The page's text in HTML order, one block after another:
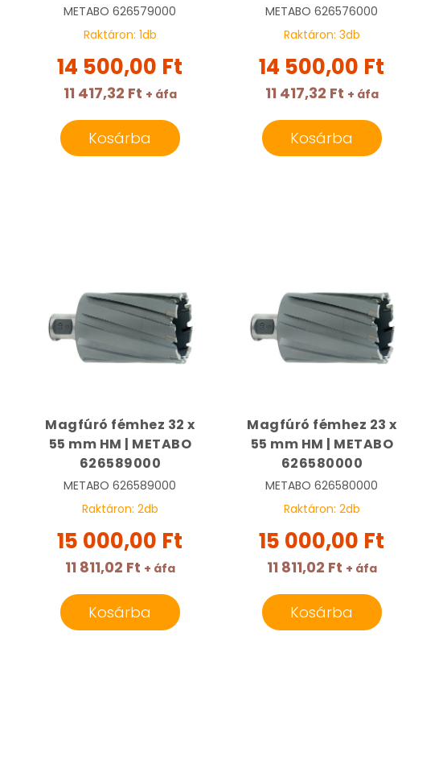
METABO 626579000
Raktáron: 1db
14 500,00 Ft
11 417,32 Ft + áfa
Kosárba
METABO 626576000
Raktáron: 3db
14 500,00 Ft
11 417,32 Ft + áfa
Kosárba
Magfúró fémhez 32 x
55 mm HM | METABO
626589000
METABO 626589000
Raktáron: 2db
15 000,00 Ft
11 811,02 Ft + áfa
Kosárba
Magfúró fémhez 23 x
55 mm HM | METABO
626580000
METABO 626580000
Raktáron: 2db
15 000,00 Ft
11 811,02 Ft + áfa
Kosárba